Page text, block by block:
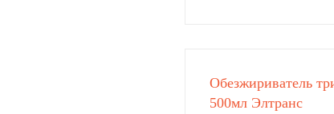
Обезжириватель
500мл Элтранс